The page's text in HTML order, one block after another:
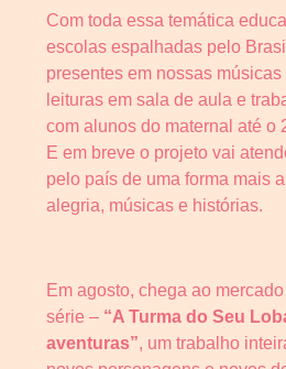
Com toda essa temática
escolas espalhadas pelo
presentes em nossas
leituras em sala de aula e
com alunos do maternal até o
E em breve o projeto vai
pelo país de uma forma mais
alegria, músicas e histórias.
Em agosto, chega ao
série – “A Turma do Seu
aventuras”, um trabalho